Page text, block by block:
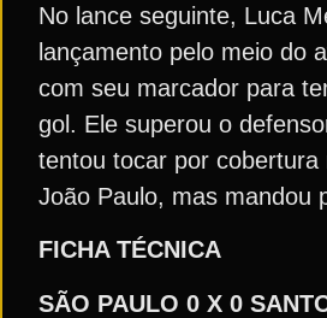
No lance seguinte, Luca
lançamento pelo meio do
com seu marcador para
gol. Ele superou o
tentou tocar por cobertura
João Paulo, mas mandou
FICHA TÉCNICA
SÃO PAULO 0 X 0